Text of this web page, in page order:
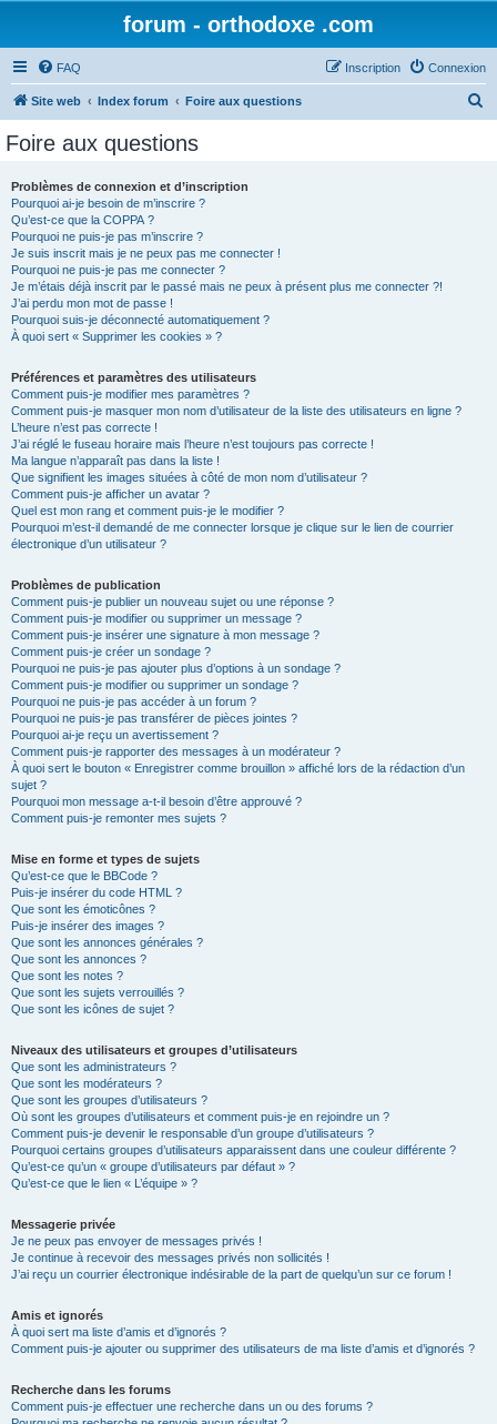
forum - orthodoxe .com
FAQ Connexion
Inscription
Site web Index forum Foire aux questions
Foire aux questions
Problèmes de connexion et d’inscription
Pourquoi ai-je besoin de m’inscrire ?
Qu’est-ce que la COPPA ?
Pourquoi ne puis-je pas m’inscrire ?
Je suis inscrit mais je ne peux pas me connecter !
Pourquoi ne puis-je pas me connecter ?
Je m’étais déjà inscrit par le passé mais ne peux à présent plus me connecter ?!
J’ai perdu mon mot de passe !
Pourquoi suis-je déconnecté automatiquement ?
À quoi sert « Supprimer les cookies » ?
Préférences et paramètres des utilisateurs
Comment puis-je modifier mes paramètres ?
Comment puis-je masquer mon nom d’utilisateur de la liste des utilisateurs en ligne ?
L’heure n’est pas correcte !
J’ai réglé le fuseau horaire mais l’heure n’est toujours pas correcte !
Ma langue n’apparaît pas dans la liste !
Que signifient les images situées à côté de mon nom d’utilisateur ?
Comment puis-je afficher un avatar ?
Quel est mon rang et comment puis-je le modifier ?
Pourquoi m’est-il demandé de me connecter lorsque je clique sur le lien de courrier
électronique d’un utilisateur ?
Problèmes de publication
Comment puis-je publier un nouveau sujet ou une réponse ?
Comment puis-je modifier ou supprimer un message ?
Comment puis-je insérer une signature à mon message ?
Comment puis-je créer un sondage ?
Pourquoi ne puis-je pas ajouter plus d’options à un sondage ?
Comment puis-je modifier ou supprimer un sondage ?
Pourquoi ne puis-je pas accéder à un forum ?
Pourquoi ne puis-je pas transférer de pièces jointes ?
Pourquoi ai-je reçu un avertissement ?
Comment puis-je rapporter des messages à un modérateur ?
À quoi sert le bouton « Enregistrer comme brouillon » affiché lors de la rédaction d’un
sujet ?
Pourquoi mon message a-t-il besoin d’être approuvé ?
Comment puis-je remonter mes sujets ?
Mise en forme et types de sujets
Qu’est-ce que le BBCode ?
Puis-je insérer du code HTML ?
Que sont les émoticônes ?
Puis-je insérer des images ?
Que sont les annonces générales ?
Que sont les annonces ?
Que sont les notes ?
Que sont les sujets verrouillés ?
Que sont les icônes de sujet ?
Niveaux des utilisateurs et groupes d’utilisateurs
Que sont les administrateurs ?
Que sont les modérateurs ?
Que sont les groupes d’utilisateurs ?
Où sont les groupes d’utilisateurs et comment puis-je en rejoindre un ?
Comment puis-je devenir le responsable d’un groupe d’utilisateurs ?
Pourquoi certains groupes d’utilisateurs apparaissent dans une couleur différente ?
Qu’est-ce qu’un « groupe d’utilisateurs par défaut » ?
Qu’est-ce que le lien « L’équipe » ?
Messagerie privée
Je ne peux pas envoyer de messages privés !
Je continue à recevoir des messages privés non sollicités !
J’ai reçu un courrier électronique indésirable de la part de quelqu’un sur ce forum !
Amis et ignorés
À quoi sert ma liste d’amis et d’ignorés ?
Comment puis-je ajouter ou supprimer des utilisateurs de ma liste d’amis et d’ignorés ?
Recherche dans les forums
Comment puis-je effectuer une recherche dans un ou des forums ?